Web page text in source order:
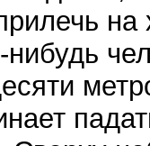
на
нибудь